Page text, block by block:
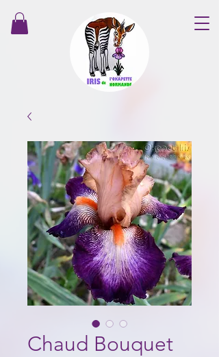
Chaud Bouquet